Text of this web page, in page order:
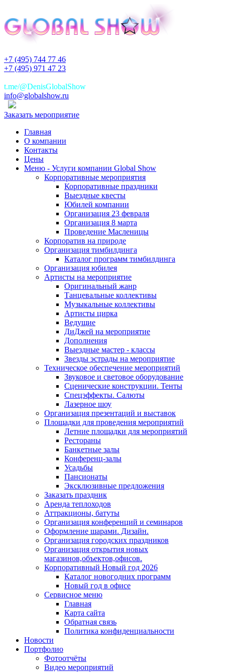
+7 (495) 744 77 46
+7 (495) 971 47 23
t.me/@DenisGlobalShow
info@globalshow.ru
Заказать мероприятие
Главная
О компании
Контакты
Цены
Меню - Услуги компании Global Show
Корпоративные мероприятия
Корпоративные праздники
Выездные квесты
Юбилей компании
Организация 23 февраля
Организация 8 марта
Проведение Масленицы
Корпоратив на природе
Организация тимбилдинга
Каталог программ тимбилдинга
Организация юбилея
Артисты на мероприятие
Оригинальный жанр
Танцевальные коллективы
Музыкальные коллективы
Артисты цирка
Ведущие
ДиДжей на мероприятие
Дополнения
Выездные мастер - классы
Звезды эстрады на мероприятие
Техническое обеспечение мероприятий
Звуковое и световое оборудование
Сценические конструкции. Тенты
Спецэффекты. Салюты
Лазерное шоу
Организация презентаций и выставок
Площадки для проведения мероприятий
Летние площадки для мероприятий
Рестораны
Банкетные залы
Конференц-залы
Усадьбы
Пансионаты
Эксклюзивные предложения
Заказать праздник
Аренда теплоходов
Аттракционы, батуты
Организация конференций и семинаров
Оформление шарами. Дизайн.
Организация городских праздников
Организация открытия новых
магазинов,объектов,офисов.
Корпоративный Новый год 2026
Каталог новогодних программ
Новый год в офисе
Сервисное меню
Главная
Карта сайта
Обратная связь
Политика конфиденциальности
Новости
Портфолио
Фотоотчёты
Видео мероприятий